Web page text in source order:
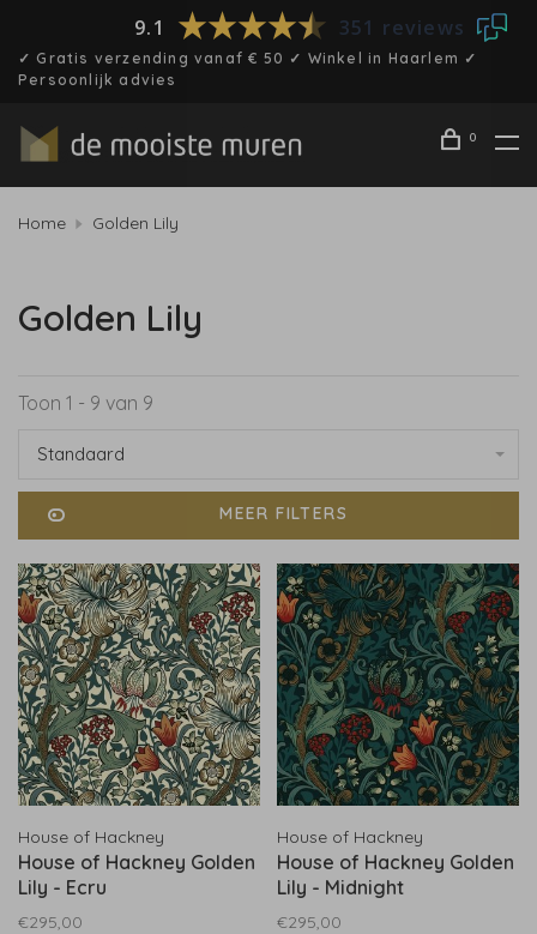
9.1 351 reviews
✓ Gratis verzending vanaf € 50 ✓ Winkel in Haarlem ✓
Persoonlijk advies
0
Home Golden Lily
Golden Lily
Toon 1 - 9 van 9
Standaard
MEER FILTERS
House of Hackney
House of Hackney Golden
Lily - Ecru
€295,00
House of Hackney
House of Hackney Golden
Lily - Midnight
€295,00